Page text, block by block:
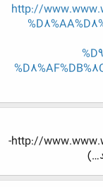
http://
http://www.www.www.iran-eng.ir/showthread.php/386844-